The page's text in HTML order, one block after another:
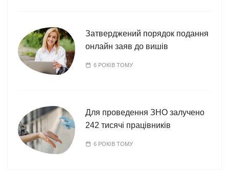
Затверджений порядок подання
онлайн заяв до вишів
6 РОКІВ ТОМУ
Для проведення ЗНО залучено
242 тисячі працівників
6 РОКІВ ТОМУ